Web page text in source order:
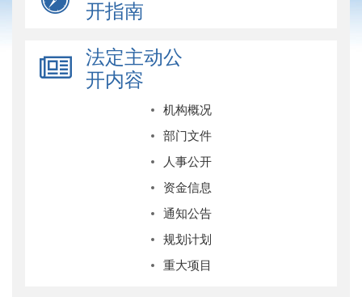
开指南
法定主动公
开内容
机构概况
部门文件
人事公开
资金信息
通知公告
规划计划
重大项目